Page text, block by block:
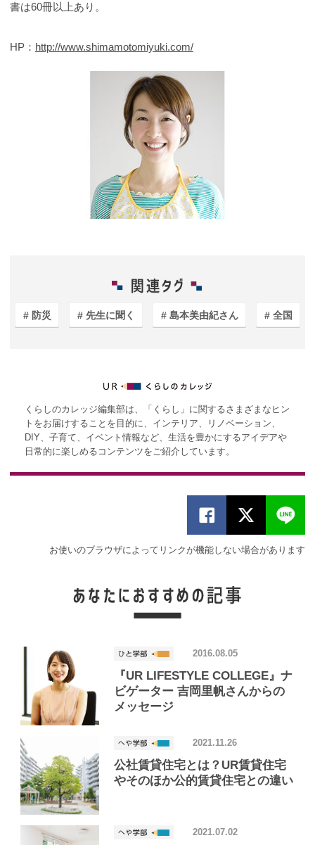
書は60冊以上あり。
HP： http://www.shimamotomiyuki.com/
防災 先生に聞く 島本美由紀さん 全国
くらしのカレッジ編集部は、「くらし」に関するさまざまなヒン
トをお届けすることを目的に、インテリア、リノベーション、
DIY、子育て、イベント情報など、生活を豊かにするアイデアや
日常的に楽しめるコンテンツをご紹介しています。
お使いのブラウザによってリンクが機能しない場合があります
『UR LIFESTYLE COLLEGE』ナ
ビゲーター 吉岡里帆さんからの
メッセージ
2016.08.05
公社賃貸住宅とは？UR賃貸住宅
やそのほか公的賃貸住宅との違い
2021.11.26
2021.07.02